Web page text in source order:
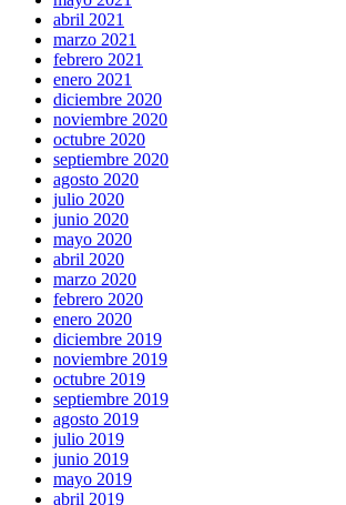
abril 2021
marzo 2021
febrero 2021
enero 2021
diciembre 2020
noviembre 2020
octubre 2020
septiembre 2020
agosto 2020
julio 2020
junio 2020
mayo 2020
abril 2020
marzo 2020
febrero 2020
enero 2020
diciembre 2019
noviembre 2019
octubre 2019
septiembre 2019
agosto 2019
julio 2019
junio 2019
mayo 2019
abril 2019